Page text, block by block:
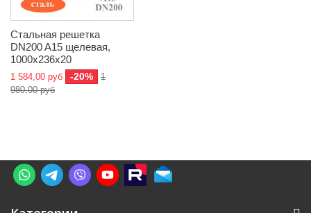
Стальная решетка
DN200 A15 щелевая,
1000х236х20
1 584,00 руб -20%
1
980,00 руб